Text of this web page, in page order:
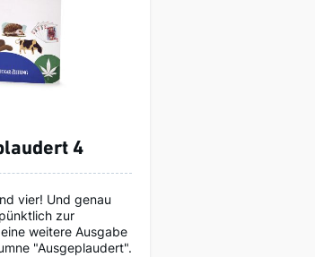
4
vier! Und genau
zur
weitere Ausgabe
"Ausgeplaudert".